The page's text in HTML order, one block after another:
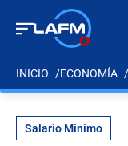
INICIO ECONOMÍA
Salario Mínimo